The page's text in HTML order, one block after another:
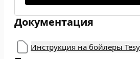
Документация
Инструкция на бойлеры